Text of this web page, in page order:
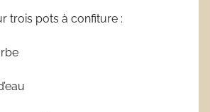
trois pots à confiture :